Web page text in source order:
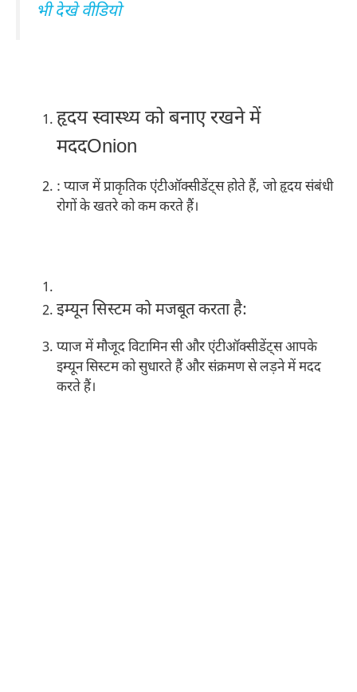
भी देखे वीडियो
हृदय स्वास्थ्य को बनाए रखने में
मददOnion
: प्याज में प्राकृतिक एंटीऑक्सीडेंट्स होते हैं, जो हृदय संबंधी
रोगों के खतरे को कम करते हैं।
इम्यून सिस्टम को मजबूत करता है:
प्याज में मौजूद विटामिन सी और एंटीऑक्सीडेंट्स आपके
इम्यून सिस्टम को सुधारते हैं और संक्रमण से लड़ने में मदद
करते हैं।